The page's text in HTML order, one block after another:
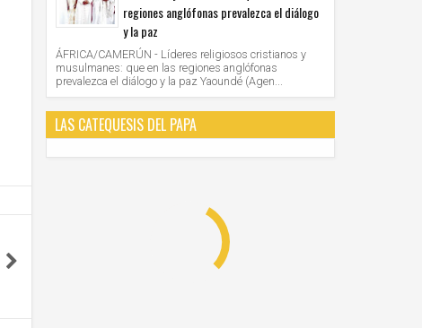
regiones anglófonas prevalezca el diálogo
y la paz
ÁFRICA/CAMERÚN - Líderes religiosos cristianos y
musulmanes: que en las regiones anglófonas
prevalezca el diálogo y la paz Yaoundé (Agen...
LAS CATEQUESIS DEL PAPA